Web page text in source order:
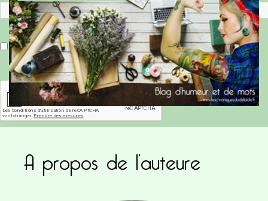
Enregistrer mon nom, mon e-mail et mon site dans le navigateur pour mon prochain commentaire.
Ce site utilise Akismet pour réduire les
commentaires sont traitées
A propos de l’auteure